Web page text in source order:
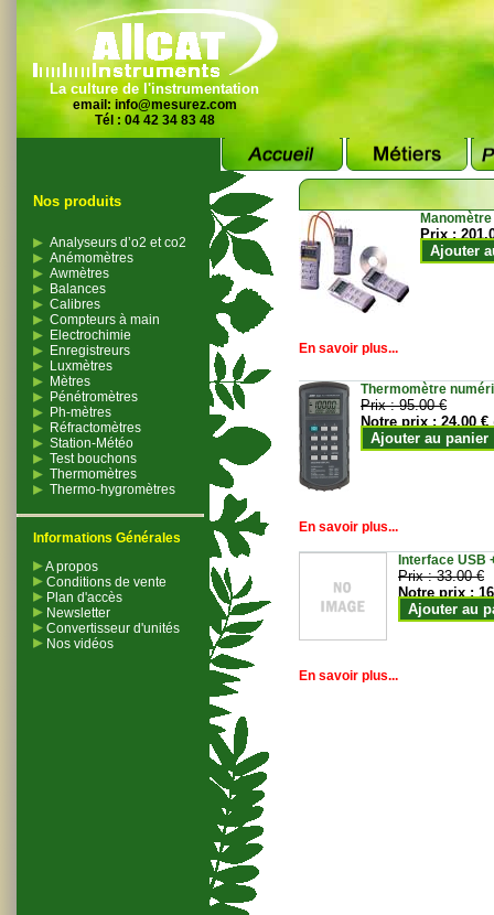
La culture de l'instrumentation
email: info@mesurez.com
Tél : 04 42 34 83 48
Nos produits
Analyseurs d’o2 et co2
Anémomètres
Awmètres
Balances
Calibres
Compteurs à main
Electrochimie
Enregistreurs
Luxmètres
Mètres
Pénétromètres
Ph-mètres
Réfractomètres
Station-Météo
Test bouchons
Thermomètres
Thermo-hygromètres
Informations Générales
A propos
Conditions de vente
Plan d'accès
Newsletter
Convertisseur d'unités
Nos vidéos
Prix :
Ajouter
En savoir plus...
Thermomètre
Prix :95.00 €
Notre prix :24.00 €
Ajouter au panier
En savoir plus...
Interface USB
Prix :33.00 €
Notre prix :
Ajouter au
En savoir plus...